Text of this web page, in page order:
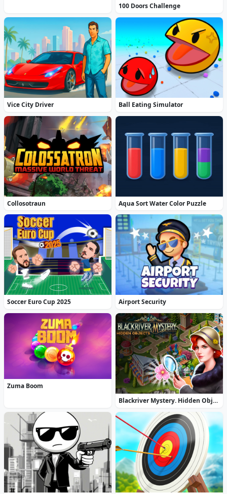
100 Doors Challenge
Vice City Driver Ball Eating Simulator
Collosotraun Aqua Sort Water Color Puzzle
Soccer Euro Cup 2025 Airport Security
Zuma Boom
Blackriver Mystery. Hidden Objects